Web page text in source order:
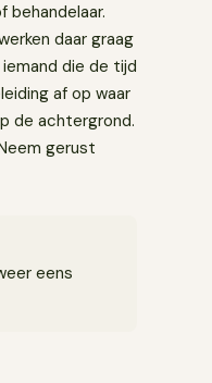
behandelaar.
daar graag
die de tijd
af op waar
de achtergrond.
gerust
eens